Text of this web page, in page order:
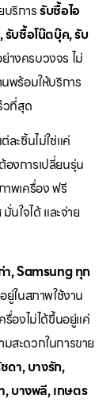
บริการรับซื้อไอ
รับซื้อโน๊ตบุ๊ค, รับ
างครบวงจร ไม่
พร้อมให้บริการ
วที่สุด
ละชิ้นไม่ใช่แค่
งการเปลี่ยนรุ่น
าพเครื่อง ฟรี
นใจได้ และจ่าย
า, Samsung ทุก
ยู่ในสภาพใช้งาน
รื่องไม่ได้ขึ้นอยู่แค่
สะดวกในการขาย
ดา, บางรัก,
บางพลี, เกษตร